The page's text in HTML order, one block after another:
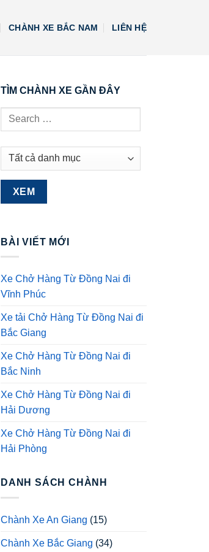
CHÀNH XE BẮC NAM LIÊN HỆ
TÌM CHÀNH XE GẦN ĐÂY
BÀI VIẾT MỚI
Xe Chở Hàng Từ Đồng Nai đi
Vĩnh Phúc
Xe tải Chở Hàng Từ Đồng Nai đi
Bắc Giang
Xe Chở Hàng Từ Đồng Nai đi
Bắc Ninh
Xe Chở Hàng Từ Đồng Nai đi
Hải Dương
Xe Chở Hàng Từ Đồng Nai đi
Hải Phòng
DANH SÁCH CHÀNH
Chành Xe An Giang (15)
Chành Xe Bắc Giang (34)